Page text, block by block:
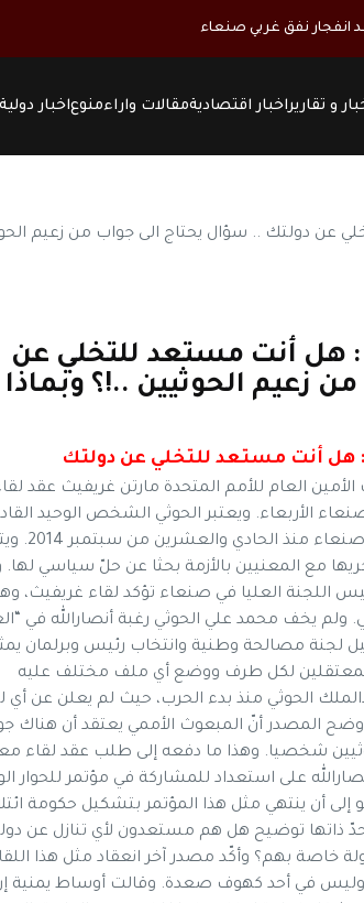
و تقاريراخبار اقتصاديةمقالات واراءمنوعاخبار دولية
: هل أنت مستعد للتخلي عن
زعيم الحوثيين ..!؟ وبماذا
هل أنت مستعد للتخلي عن دولتك
العام للأمم المتحدة مارتن غريفيث عقد
الأربعاء. ويعتبر الحوثي الشخص الوحيد
اتخاذ قرارات حاسمة تلزم أنصاره الذين
مع المعنيين بالأزمة بحثا عن حلّ سياسي
اللجنة العليا في صنعاء تؤكد لقاء غريفيث،
ولم يخف محمد علي الحوثي رغبة أنصارالله في
لجنة مصالحة وطنية وانتخاب رئيس وبرلمان
المعتقلين لكل طرف ووضع أي ملف مختلف عليه
الحوثي منذ بدء الحرب، حيث لم يعلن عن أي
المصدر أنّ المبعوث الأممي يعتقد أن هناك
شخصيا. وهذا ما دفعه إلى طلب عقد لقاء
على استعداد للمشاركة في مؤتمر للحوار
أن ينتهي مثل هذا المؤتمر بتشكيل حكومة
ذاتها توضيح هل هم مستعدون لأي تنازل عن
خاصة بهم؟ وأكّد مصدر آخر انعقاد مثل هذا
وليس في أحد كهوف صعدة. وقالت أوساط يمنية